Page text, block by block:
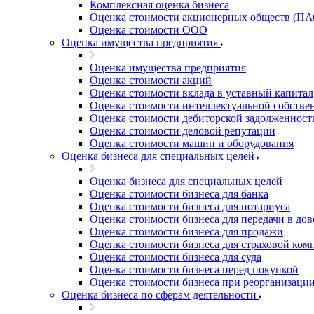
Комплексная оценка бизнеса
Оценка стоимости акционерных обществ
Оценка стоимости ООО
Оценка имущества предприятия
Оценка имущества предприятия
Оценка стоимости акций
Оценка стоимости вклада в уставный капитал
Оценка стоимости интеллектуальной
Оценка стоимости дебиторской
Оценка стоимости деловой репутации
Оценка стоимости машин и оборудования
Оценка бизнеса для специальных целей
Оценка бизнеса для специальных целей
Оценка стоимости бизнеса для банка
Оценка стоимости бизнеса для нотариуса
Оценка стоимости бизнеса для передачи в
Оценка стоимости бизнеса для продажи
Оценка стоимости бизнеса для страховой
Оценка стоимости бизнеса для суда
Оценка стоимости бизнеса перед покупкой
Оценка стоимости бизнеса при реорганизации
Оценка бизнеса по сферам деятельности
Благовещенск
Благодарный
Богородицк
Большой Камень
Бор
Борзя
Борисоглебск
Боровичи
Братск
Бронницы
Брянск
Бугульма
Бугуруслан
Бузулук
Буй
Буйнакск
Бутурлиновка
Валдай